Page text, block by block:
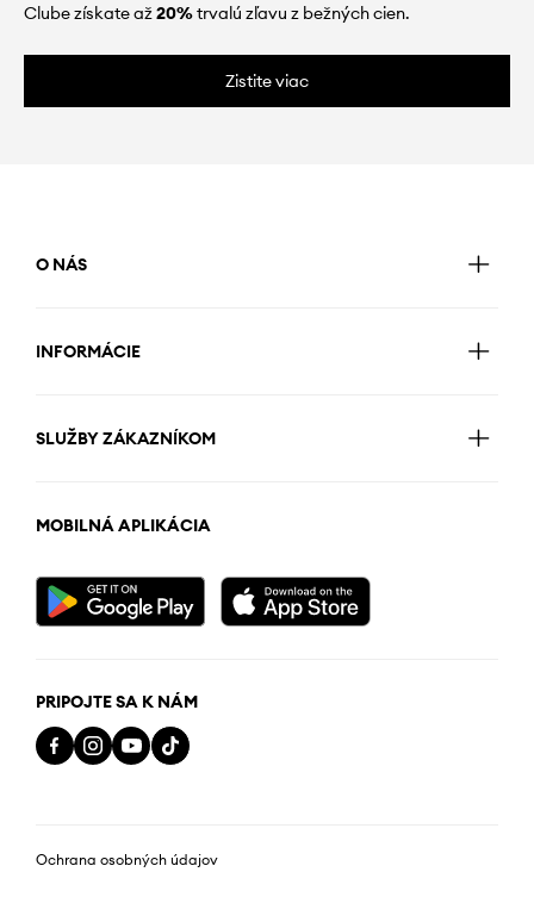
Clube získate až20%trvalú zľavu z bežných cien.
Zistite viac
O NÁS
INFORMÁCIE
SLUŽBY ZÁKAZNÍKOM
MOBILNÁ APLIKÁCIA
PRIPOJTE SA K NÁM
Ochrana osobných údajov